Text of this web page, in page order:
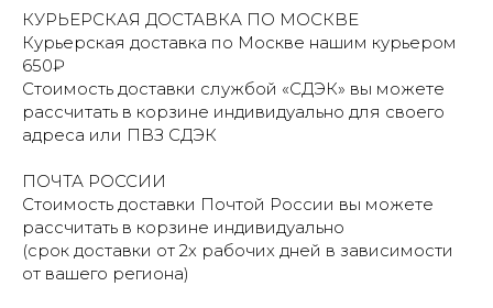
КУРЬЕРСКАЯ ДОСТАВКА ПО МОСКВЕ
Курьерская доставка по Москве нашим курьером
650₽
Стоимость доставки службой «СДЭК» вы можете
рассчитать в корзине индивидуально для своего
адреса или ПВЗ СДЭК
ПОЧТА РОССИИ
Стоимость доставки Почтой России вы можете
рассчитать в корзине индивидуально
(срок доставки от 2х рабочих дней в зависимости
от вашего региона)